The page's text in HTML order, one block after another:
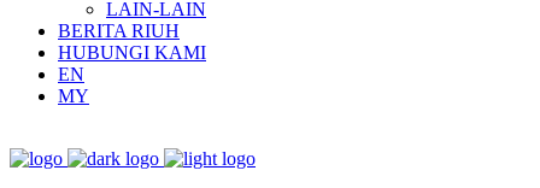
LAIN-LAIN
BERITA RIUH
HUBUNGI KAMI
EN
MY